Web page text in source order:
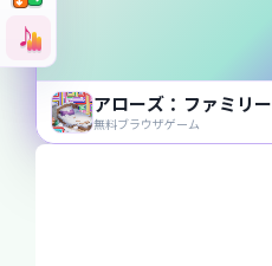
♪
➜
アローズ：ファミリ
無料ブラウザゲーム